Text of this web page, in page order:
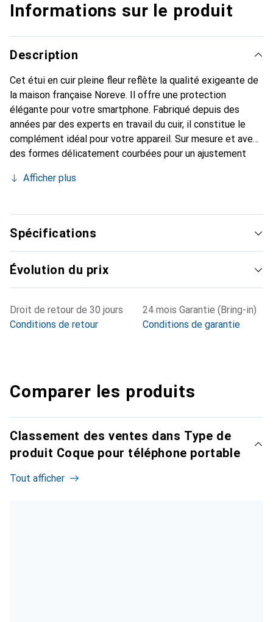
Informations sur le produit
Description
Cet étui en cuir pleine fleur reflète la qualité exigeante de
la maison française Noreve. Il offre une protection
élégante pour votre smartphone. Fabriqué depuis des
années par des experts en travail du cuir, il constitue le
complément idéal pour votre appareil. Sur mesure et avec
des formes délicatement courbées pour un ajustement
votre smartphone. La marque Noreve est reconnue
reste toujours un excellent choix pour le client exigeant.
Afficher plus
Spécifications
Évolution du prix
Droit de retour de 30 jours
Conditions de retour
24 mois Garantie (Bring-in)
Conditions de garantie
Comparer les produits
Classement des ventes dans Type de
produit Coque pour téléphone portable
Tout afficher